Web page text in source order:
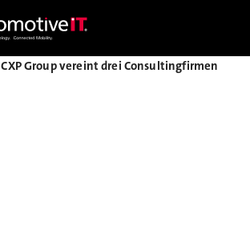
CXP Group vereint drei Consultingfirmen